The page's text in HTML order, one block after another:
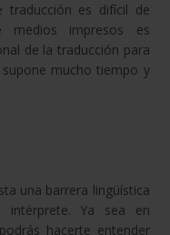
es difícil de
medios impresos es
de la traducción para
mucho tiempo y
una barrera lingüística
intérprete. Ya sea en
hacerte entender